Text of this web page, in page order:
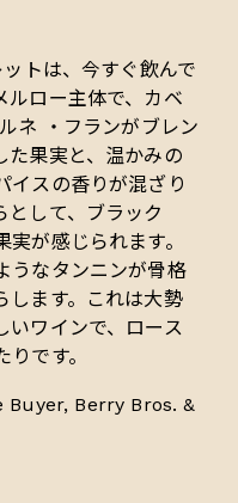
トは、今すぐ飲んで
ルロー主体で、カベ
ネ ・フランがブレン
た果実と、温かみの
イスの香りが混ざり
として、ブラック
が感じられます。
うなタンニンが骨格
します。これは大勢
いワインで、ロース
です。
Buyer, Berry Bros. &